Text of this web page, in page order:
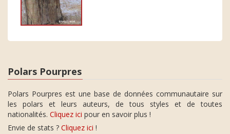
Polars Pourpres
Polars Pourpres est une base de données communautaire sur
les polars et leurs auteurs, de tous styles et de toutes
nationalités. Cliquez ici pour en savoir plus !
Envie de stats ? Cliquez ici !